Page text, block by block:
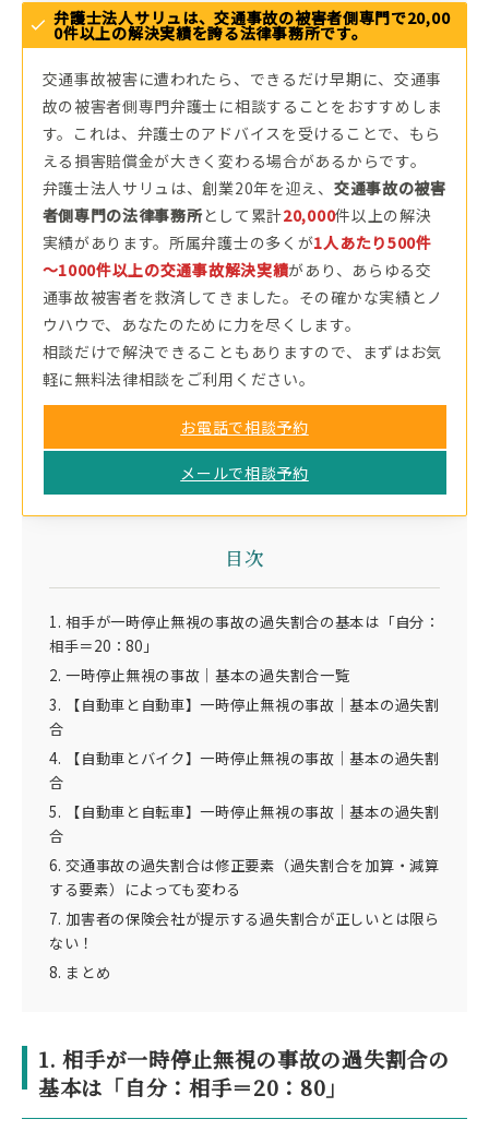
弁護士法人サリュは、交通事故の被害者側専門で20,00
0件以上の解決実績を誇る法律事務所です。
交通事故被害に遭われたら、できるだけ早期に、交通事
故の被害者側専門弁護士に相談することをおすすめしま
す。これは、弁護士のアドバイスを受けることで、もら
える損害賠償金が大きく変わる場合があるからです。
弁護士法人サリュは、創業20年を迎え、 交通事故の被害
者側専門の法律事務所 として累計20,000件以上の解決
実績があります。所属弁護士の多くが1人あたり500件
～1000件以上の交通事故解決実績があり、あらゆる交
通事故被害者を救済してきました。その確かな実績とノ
ウハウで、あなたのために力を尽くします。
相談だけで解決できることもありますので、まずはお気
軽に無料法律相談をご利用ください。
お電話で相談予約
メールで相談予約
目次
1. 相手が一時停止無視の事故の過失割合の基本は「自分：
相手＝20：80」
2. 一時停止無視の事故｜基本の過失割合一覧
3. 【自動車と自動車】一時停止無視の事故｜基本の過失割
合
4. 【自動車とバイク】一時停止無視の事故｜基本の過失割
合
5. 【自動車と自転車】一時停止無視の事故｜基本の過失割
合
6. 交通事故の過失割合は修正要素（過失割合を加算・減算
する要素）によっても変わる
7. 加害者の保険会社が提示する過失割合が正しいとは限ら
ない！
8. まとめ
1. 相手が一時停止無視の事故の過失割合の
基本は「自分：相手＝20：80」